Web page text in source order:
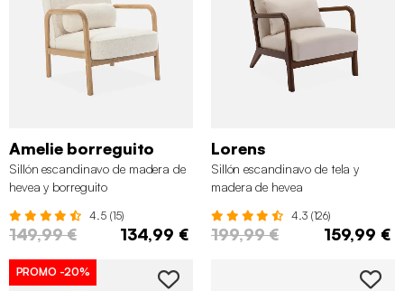
Amelie borreguito
Sillón escandinavo de madera de
hevea y borreguito
4.5 (15)
149,99 € 134,99 €
Lorens
Sillón escandinavo de tela y
madera de hevea
4.3 (126)
199,99 € 159,99 €
PROMO -20%